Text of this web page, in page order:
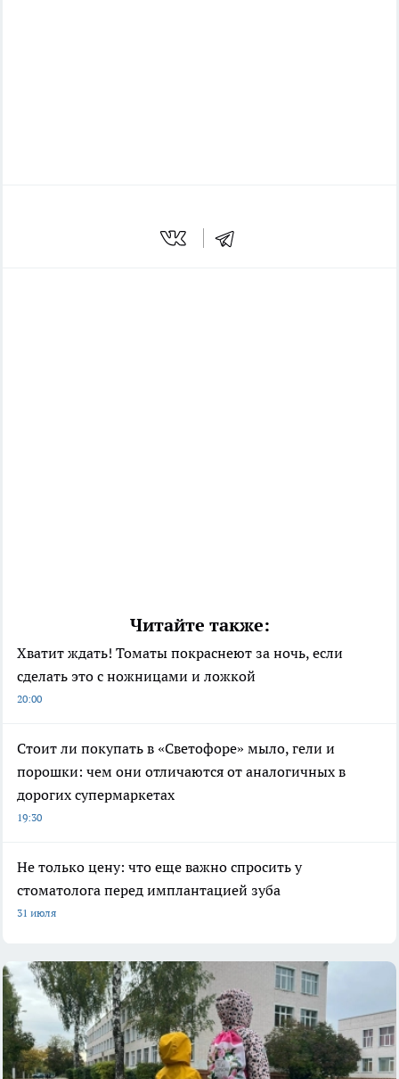
Читайте также:
Хватит ждать! Томаты покраснеют за ночь, если
сделать это с ножницами и ложкой
20:00
Стоит ли покупать в «Светофоре» мыло, гели и
порошки: чем они отличаются от аналогичных в
дорогих супермаркетах
19:30
Не только цену: что еще важно спросить у
стоматолога перед имплантацией зуба
31 июля